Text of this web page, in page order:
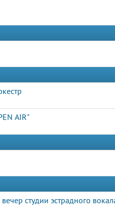
AIR"
студии эстрадного